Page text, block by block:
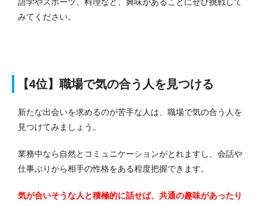
語学やスポーツ、料理など、興味があることにぜひ挑戦して
みてください。
【4位】職場で気の合う人を見つける
新たな出会いを求めるのが苦手な人は、職場で気の合う人を
見つけてみましょう。
業務中なら自然とコミュニケーションがとれますし、会話や
仕事ぶりから相手の性格をある程度把握できます。
気が合いそうな人と積極的に話せば、共通の趣味があったり